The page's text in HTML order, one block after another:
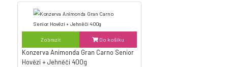
Zobrazit Do košíku
Konzerva Animonda Gran Carno Senior
Hovězí + Jehněčí 400g